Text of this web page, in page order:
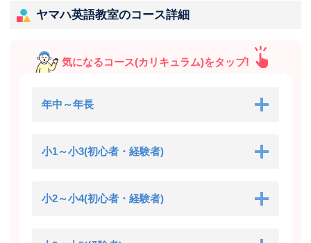
ヤマハ英語教室のコース詳細
気になるコース(カリキュラム)をタップ!
年中～年長
小1～小3(初心者・経験者)
小2～小4(初心者・経験者)